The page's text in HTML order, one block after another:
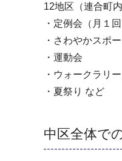
12地区（連合町
・定例会（月１回
・さわやかスポ
・運動会
・ウォークラリ
・夏祭り など
中区全体で